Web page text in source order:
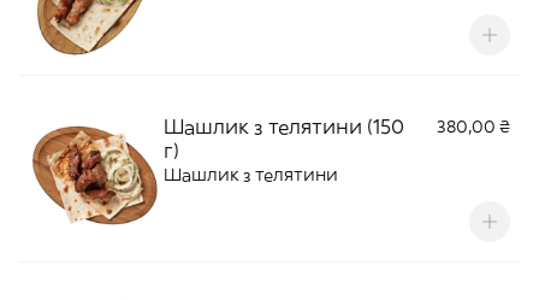
Шашлик з телятини (150
г)
380,00 ₴
Шашлик з телятини